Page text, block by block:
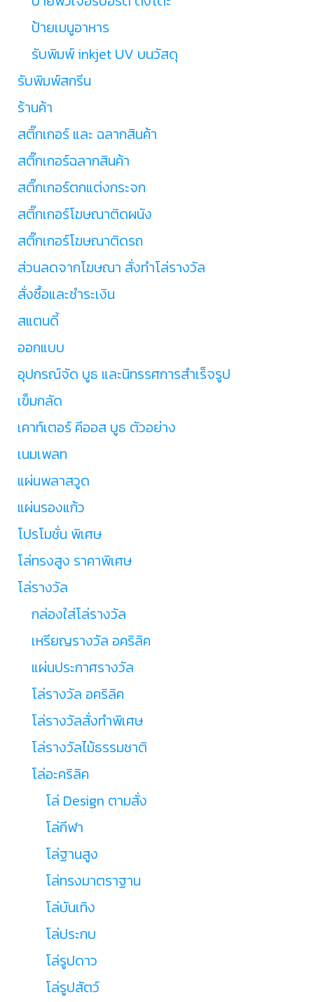
ป้ายเมนูอาหาร
รับพิมพ์ inkjet UV บนวัสดุ
รับพิมพ์สกรีน
ร้านค้า
สติ๊กเกอร์ และ ฉลากสินค้า
สติ๊กเกอร์ฉลากสินค้า
สติ๊กเกอร์ตกแต่งกระจก
สติ๊กเกอร์โฆษณาติดผนัง
สติ๊กเกอร์โฆษณาติดรถ
ส่วนลดจากโฆษณา สั่งทำโล่รางวัล
สั่งซื้อและชำระเงิน
สแตนดี้
ออกแบบ
อุปกรณ์จัด บูธ และนิทรรศการสำเร็จรูป
เข็มกลัด
เคาท์เตอร์ คีออส บูธ ตัวอย่าง
เนมเพลท
แผ่นพลาสวูด
แผ่นรองแก้ว
โปรโมชั่น พิเศษ
โล่ทรงสูง ราคาพิเศษ
โล่รางวัล
กล่องใส่โล่รางวัล
เหรียญรางวัล อคริลิค
แผ่นประกาศรางวัล
โล่รางวัล อคริลิค
โล่รางวัลสั่งทำพิเศษ
โล่รางวัลไม้ธรรมชาติ
โล่อะคริลิค
โล่ Design ตามสั่ง
โล่กีฬา
โล่ฐานสูง
โล่ทรงมาตราฐาน
โล่บันเทิง
โล่ประกบ
โล่รูปดาว
โล่รูปสัตว์